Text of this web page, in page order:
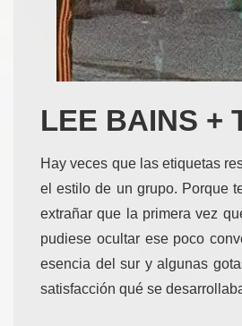
LEE BAINS +
Hay veces que las etiquetas
el estilo de un grupo. Porque
extrañar que la primera vez
pudiese ocultar ese poco
esencia del sur y algunas
satisfacción qué se